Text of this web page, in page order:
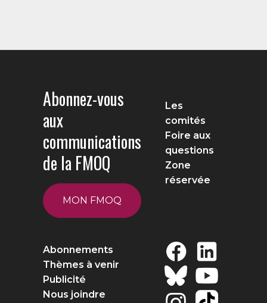
Abonnez-vous
aux
communications
de la FMOQ
MON FMOQ
Les
comités
Foire aux
questions
Zone
réservée
Abonnements
Thèmes à venir
Publicité
Nous joindre